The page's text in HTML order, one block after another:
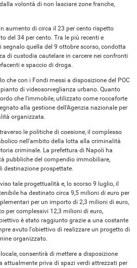
volontà di non lasciare zone franche,
aumento di circa il 23 per cento rispetto
del 34 per cento. Tra le più recenti e
quella del 9 ottobre scorso, condotta
di custodia cautelare in carcere nei confronti
e spaccio di droga.
che con i Fondi messi a disposizione del POC
di videosorveglianza urbano. Quanto
che l'immobile, utilizzato come roccaforte
alla gestione dell'Agenzia nazionale per
organizzata.
le politiche di coesione, il complesso
nell'ambito della lotta alla criminalità
criminale. La prefettura di Napoli ha
pubbliche del compendio immobiliare,
destinazione prospettate.
tale progettualità e, lo scorso 9 luglio, il
ha destinato circa 9,5 milioni di euro per
per un importo di 2,3 milioni di euro,
per complessivi 12,3 milioni di euro,
è stato raggiunto grazie a una costante
avuto l'obiettivo di realizzare un progetto di
organizzato.
consentirà di mettere a disposizione
attualmente priva di spazi verdi attrezzati per